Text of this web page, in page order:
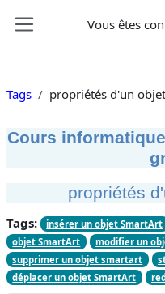
Vous êtes
Tags propriétés d'un
Cours
propriétés
Tags: insérer un objet SmartArt
objet SmartArt
modifier un
supprimer un objet smartart
déplacer un objet SmartArt